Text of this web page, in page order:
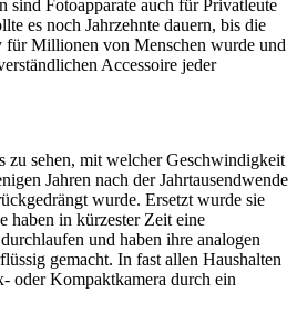
sind Fotoapparate auch für Privatleute
es noch Jahrzehnte dauern, bis die
für Millionen von Menschen wurde und
Accessoire jeder
zu sehen, mit welcher Geschwindigkeit
Jahren nach der Jahrtausendwende
wurde. Ersetzt wurde sie
haben in kürzester Zeit eine
und haben ihre analogen
gemacht. In fast allen Haushalten
oder Kompaktkamera durch ein